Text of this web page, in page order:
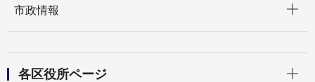
市政情報
各区役所ページ